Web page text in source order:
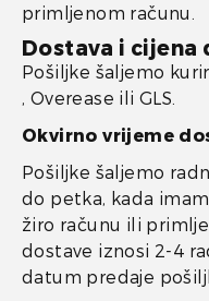
primljenom računu.
Dostava i cijena
Pošiljke šaljemo
, Overease ili GLS.
Okvirno vrijeme
Pošiljke šaljemo
do petka, kada
žiro računu ili
dostave iznosi 2-4
datum predaje